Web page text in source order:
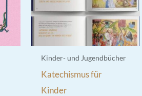
Kinder- und Jugendbücher
Katechismus für
Kinder